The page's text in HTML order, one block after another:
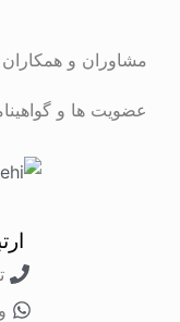
مشاوران و همکاران
عضویت ها و